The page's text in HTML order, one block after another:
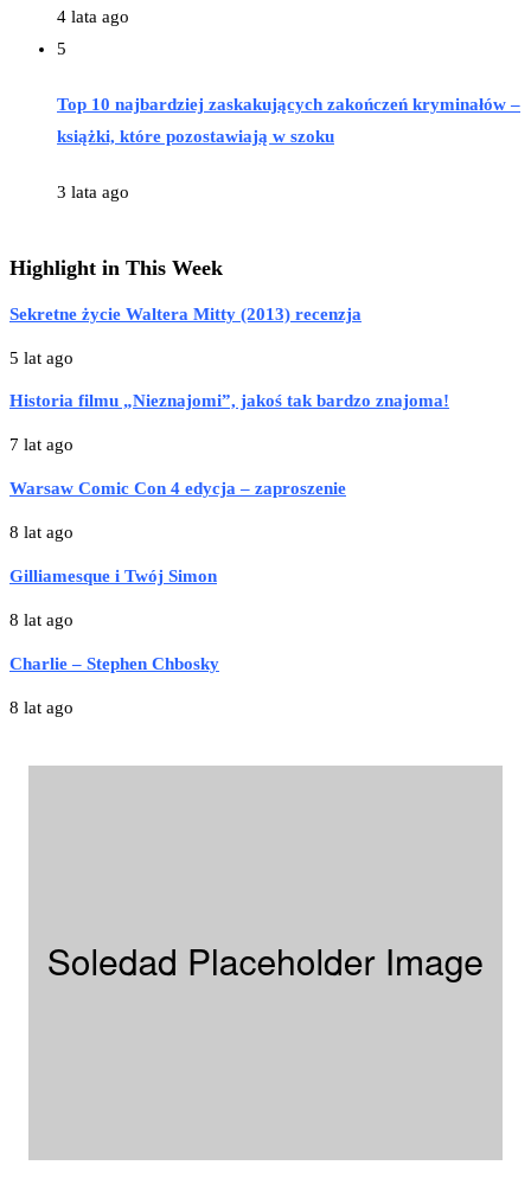
4 lata ago
5
Top 10 najbardziej zaskakujących zakończeń kryminałów –
książki, które pozostawiają w szoku
3 lata ago
Highlight in This Week
Sekretne życie Waltera Mitty (2013) recenzja
5 lat ago
Historia filmu „Nieznajomi”, jakoś tak bardzo znajoma!
7 lat ago
Warsaw Comic Con 4 edycja – zaproszenie
8 lat ago
Gilliamesque i Twój Simon
8 lat ago
Charlie – Stephen Chbosky
8 lat ago